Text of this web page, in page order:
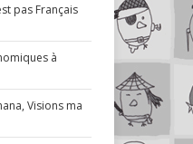
pas Français
à
Visions ma